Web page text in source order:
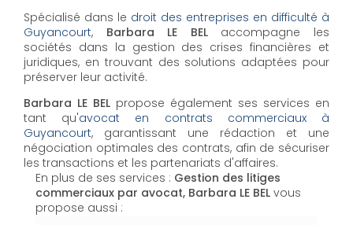
Spécialisé dans le droit des entreprises en difficulté à
Guyancourt, Barbara LE BELaccompagne les
sociétés dans la gestion des crises financières et
juridiques, en trouvant des solutions adaptées pour
préserver leur activité.
Barbara LE BEL propose également ses services en
tant qu'avocat en contrats commerciaux à
Guyancourt, garantissant une rédaction et une
négociation optimales des contrats, afin de sécuriser
les transactions et les partenariats d'affaires.
En plus de ses services : Gestion des litiges
commerciaux par avocat, Barbara LE BEL vous
propose aussi :